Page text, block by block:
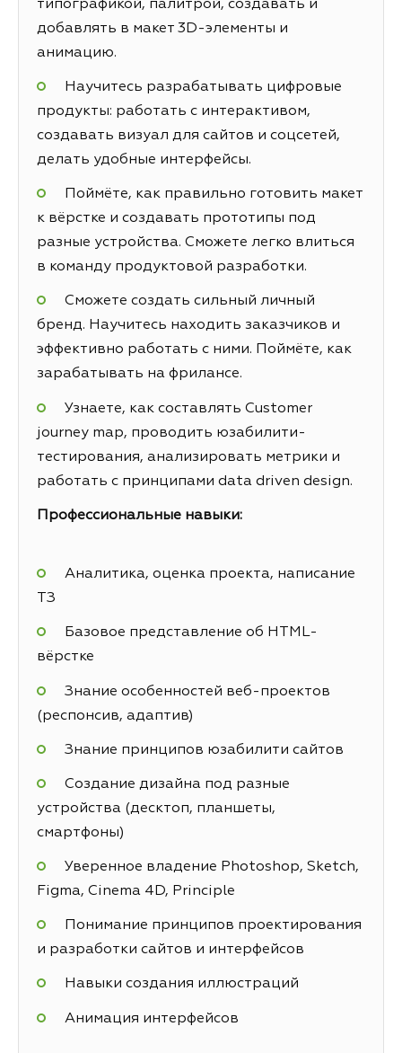
типографикой, палитрой, создавать и
добавлять в макет 3D-элементы и
анимацию.
Научитесь разрабатывать цифровые
продукты: работать с интерактивом,
создавать визуал для сайтов и соцсетей,
делать удобные интерфейсы.
Поймёте, как правильно готовить макет
к вёрстке и создавать прототипы под
разные устройства. Сможете легко влиться
в команду продуктовой разработки.
Сможете создать сильный личный
бренд. Научитесь находить заказчиков и
эффективно работать с ними. Поймёте, как
зарабатывать на фрилансе.
Узнаете, как составлять Customer
journey map, проводить юзабилити-
тестирования, анализировать метрики и
работать с принципами data driven design.
Профессиональные навыки:
Аналитика, оценка проекта, написание
ТЗ
Базовое представление об HTML-
вёрстке
Знание особенностей веб-проектов
(респонсив, адаптив)
Знание принципов юзабилити сайтов
Создание дизайна под разные
устройства (десктоп, планшеты,
смартфоны)
Уверенное владение Photoshop, Sketch,
Figma, Cinema 4D, Principle
Понимание принципов проектирования
и разработки сайтов и интерфейсов
Навыки создания иллюстраций
Анимация интерфейсов